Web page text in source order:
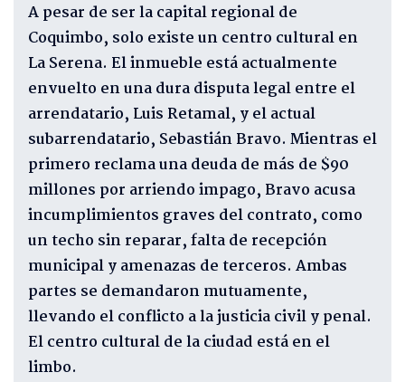
A pesar de ser la capital regional de
Coquimbo, solo existe un centro cultural en
La Serena. El inmueble está actualmente
envuelto en una dura disputa legal entre el
arrendatario, Luis Retamal, y el actual
subarrendatario, Sebastián Bravo. Mientras el
primero reclama una deuda de más de $90
millones por arriendo impago, Bravo acusa
incumplimientos graves del contrato, como
un techo sin reparar, falta de recepción
municipal y amenazas de terceros. Ambas
partes se demandaron mutuamente,
llevando el conflicto a la justicia civil y penal.
El centro cultural de la ciudad está en el
limbo.